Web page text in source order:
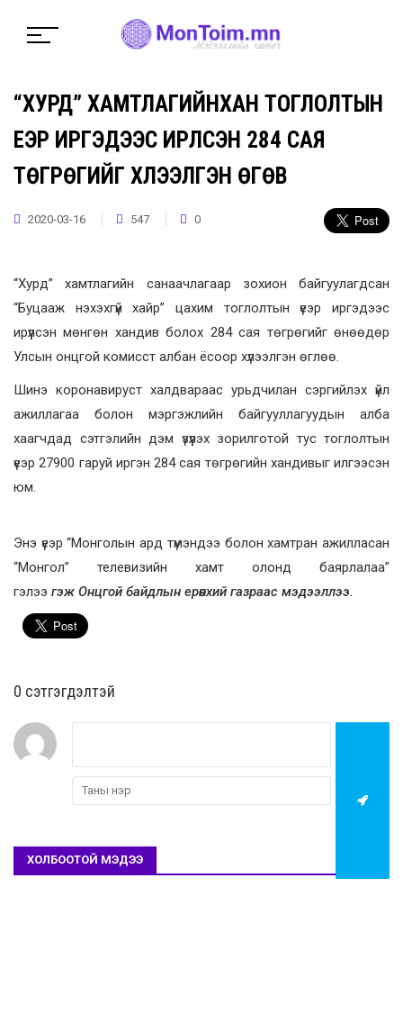
“ХУРД” ХАМТЛАГИЙНХАН ТОГЛОЛТЫН
ҮЕЭР ИРГЭДЭЭС ИРҮҮЛСЭН 284 САЯ
ТӨГРӨГИЙГ ХҮЛЭЭЛГЭН ӨГӨВ
2020-03-16 547 0
“Хурд” хамтлагийн санаачлагаар зохион байгуулагдсан
“Буцааж нэхэхгүй хайр” цахим тоглолтын үеэр иргэдээс
ирүүлсэн мөнгөн хандив болох 284 сая төгрөгийг өнөөдөр
Улсын онцгой комисст албан ёсоор хүлээлгэн өглөө.
Шинэ коронавируст халдвараас урьдчилан сэргийлэх үйл
ажиллагаа болон мэргэжлийн байгууллагуудын алба
хаагчдад сэтгэлийн дэм үзүүлэх зорилготой тус тоглолтын
үеэр 27900 гаруй иргэн 284 сая төгрөгийн хандивыг илгээсэн
юм.
Энэ үеэр “Монголын ард түмэндээ болон хамтран ажилласан
“Монгол” телевизийн хамт олонд баярлалаа”
гэлээ гэж Онцгой байдлын ерөнхий газраас мэдээллээ.
0 cэтгэгдэлтэй
ХОЛБООТОЙ МЭДЭЭ